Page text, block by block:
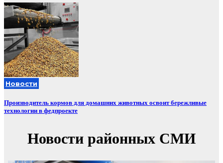
Новости
Производитель кормов для домашних животных освоит бережливые
технологии в федпроекте